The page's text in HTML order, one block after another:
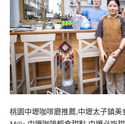
桃園中壢咖啡廳推薦,中壢太子鎮